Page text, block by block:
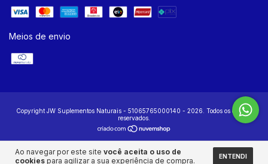
Ao navegar por este site você aceita o uso de
cookies para agilizar a sua experiência de compra. ENTENDI
Meios de envio
Copyright JW Suplementos Naturais - 51065765000140 - 2026. Todos os direitos
reservados.